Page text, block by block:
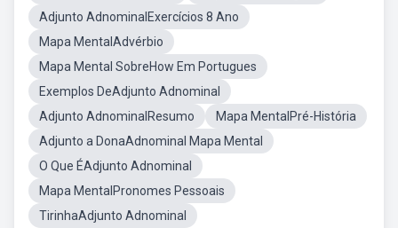
Adjunto AdnominalExercícios 8 Ano
Mapa MentalAdvérbio
Mapa Mental SobreHow Em Portugues
Exemplos DeAdjunto Adnominal
Adjunto AdnominalResumo
Mapa MentalPré-História
Adjunto a DonaAdnominal Mapa Mental
O Que ÉAdjunto Adnominal
Mapa MentalPronomes Pessoais
TirinhaAdjunto Adnominal